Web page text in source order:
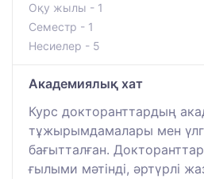
Оқу жылы - 1
Семестр - 1
Несиелер - 5
Академиялық хат
Курс докторанттардың
тұжырымдамалары мен
бағытталған.
ғылыми мәтінді, әртүрлі